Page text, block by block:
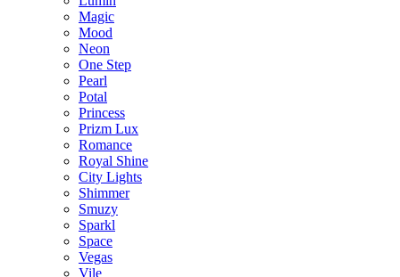
Magic
Mood
Neon
One Step
Pearl
Potal
Princess
Prizm Lux
Romance
Royal Shine
City Lights
Shimmer
Smuzy
Sparkl
Space
Vegas
Vile